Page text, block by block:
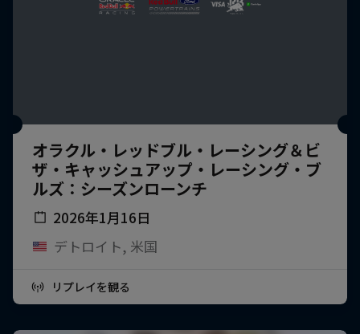
オラクル・レッドブル・レーシング＆ビ
ザ・キャッシュアップ・レーシング・ブ
ルズ：シーズンローンチ
2026年1月16日
デトロイト, 米国
リプレイを観る